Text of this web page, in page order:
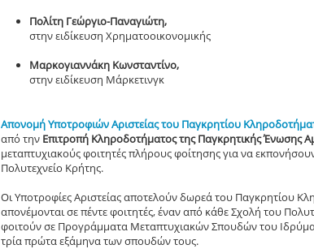
Πολίτη Γεώργιο-Παναγιώτη,
στην ειδίκευση Χρηματοοικονομικής
Μαρκογιαννάκη Κωνσταντίνο,
στην ειδίκευση Μάρκετινγκ
Απονομή Υποτροφιών Αριστείας του Παγκρητίου
από την Επιτροπή Κληροδοτήματος της Παγκρητικής Ένωσης
μεταπτυχιακούς φοιτητές πλήρους φοίτησης για να
Πολυτεχνείο Κρήτης.
Οι Υποτροφίες Αριστείας αποτελούν δωρεά του Παγκρητίου
απονέμονται σε πέντε φοιτητές, έναν από κάθε Σχολή του
φοιτούν σε Προγράμματα Μεταπτυχιακών Σπουδών του
τρία πρώτα εξάμηνα των σπουδών τους.